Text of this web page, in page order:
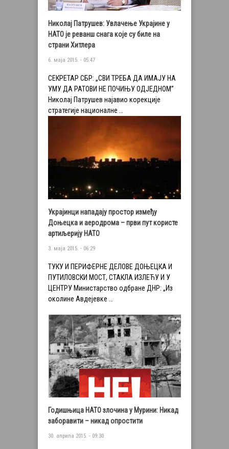
Николај Патрушев: Увлачење Украјине у
НАТО је реванш снага које су биле на
страни Хитлера
6. маја 2015. - 05:47
СЕКРЕТАР СБР: „СВИ ТРЕБА ДА ИМАЈУ НА
УМУ ДА РАТОВИ НЕ ПОЧИЊУ ОДЈЕДНОМ”
Николај Патрушев најавио корекције
стратегије националне …
Украјинци нападају простор између
Доњецка и аеродрома – први пут користе
артиљерију НАТО
3. маја 2015. - 06:29
ТУКУ И ПЕРИФЕРНЕ ДЕЛОВЕ ДОЊЕЦКА И
ПУТИЛОВСКИ МОСТ, СТАКЛА ИЗЛЕЋУ И У
ЦЕНТРУ Министарство одбране ДНР: „Из
околине Авдејевке …
Годишњица НАТО злочина у Мурини: Никад
заборавити – никад опростити
30. априла 2015. - 09:30